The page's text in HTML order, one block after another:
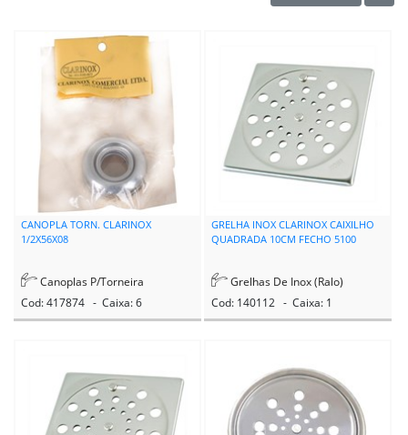
CANOPLA TORN. CLARINOX
1/2X56X08
Canoplas P/Torneira
Cod: 417874 - Caixa: 6
GRELHA INOX CLARINOX CAIXILHO
QUADRADA 10CM FECHO 5100
Grelhas De Inox (Ralo)
Cod: 140112 - Caixa: 1